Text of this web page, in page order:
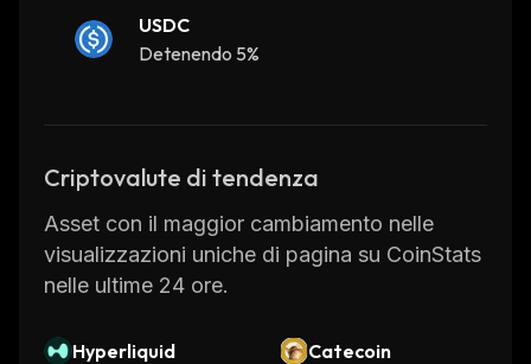
USDC
Detenendo 5%
Criptovalute di tendenza
Asset con il maggior cambiamento nelle
visualizzazioni uniche di pagina su CoinStats
nelle ultime 24 ore.
Hyperliquid
Catecoin